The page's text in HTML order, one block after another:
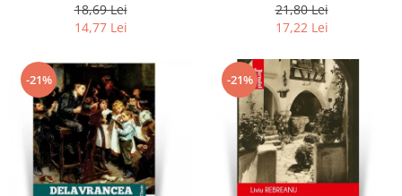
18,69 Lei
14,77 Lei
21,80 Lei
17,22 Lei
-21% -21%